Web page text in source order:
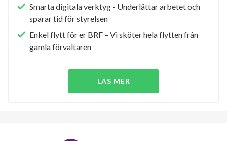
Smarta digitala verktyg - Underlättar arbetet och
sparar tid för styrelsen
Enkel flytt för er BRF – Vi sköter hela flytten från
gamla förvaltaren
LÄS MER